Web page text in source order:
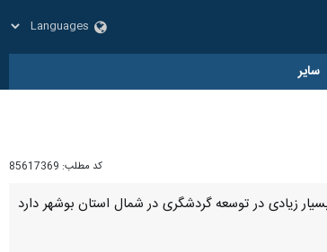
سایر
کد مطلب: 85617369
زیادی در توسعه گردشگری در شمال استان بوشهر دارد